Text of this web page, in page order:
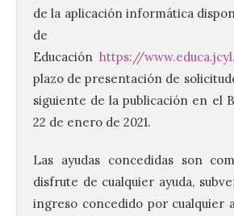
de la aplicación informática
de
Educación https://
plazo de presentación de
siguiente de la publicación en el
22 de enero de 2021.
Las ayudas concedidas son
disfrute de cualquier ayuda,
ingreso concedido por cualquier